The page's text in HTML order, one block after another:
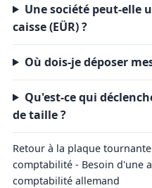
Une société peut-elle
caisse (EÜR) ?
Où dois-je déposer
Qu'est-ce qui
de taille ?
Retour à la plaque
comptabilité - Besoin d'une
comptabilité allemand